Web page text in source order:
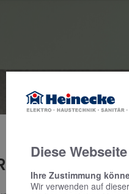
STAURAUM FÜR
Diese
Ihre Zustimmung
Wir verwenden auf